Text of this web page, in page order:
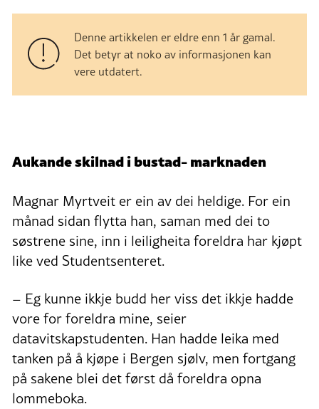
Denne artikkelen er eldre enn 1 år gamal.
Det betyr at noko av informasjonen kan
vere utdatert.
Aukande skilnad i bustad- marknaden
Magnar Myrtveit er ein av dei heldige. For ein
månad sidan flytta han, saman med dei to
søstrene sine, inn i leiligheita foreldra har kjøpt
like ved Studentsenteret.
– Eg kunne ikkje budd her viss det ikkje hadde
vore for foreldra mine, seier
datavitskapstudenten. Han hadde leika med
tanken på å kjøpe i Bergen sjølv, men fortgang
på sakene blei det først då foreldra opna
lommeboka.